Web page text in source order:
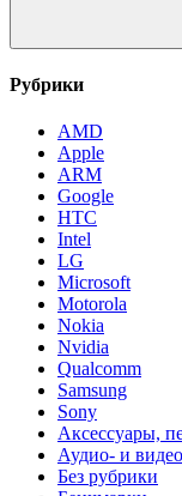
Рубрики
AMD
Apple
ARM
Google
HTC
Intel
LG
Microsoft
Motorola
Nokia
Nvidia
Qualcomm
Samsung
Sony
Аксессуары,
Аудио- и
Без рубрики